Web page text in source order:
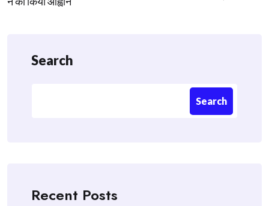
Search
Search
Recent Posts